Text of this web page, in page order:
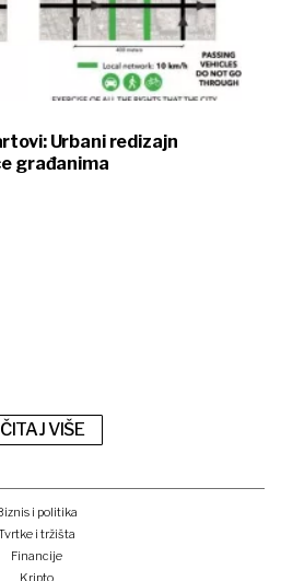
Urbani redizajn
građanima
VIŠE
i politika
i tržišta
Financije